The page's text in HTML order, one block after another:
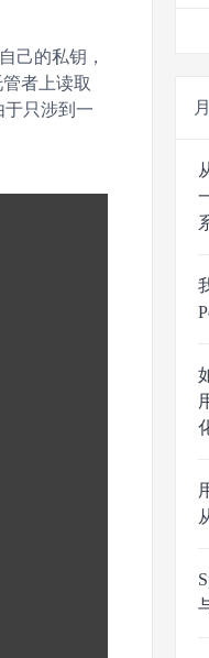
己的私钥，
者上读取
于只涉到一